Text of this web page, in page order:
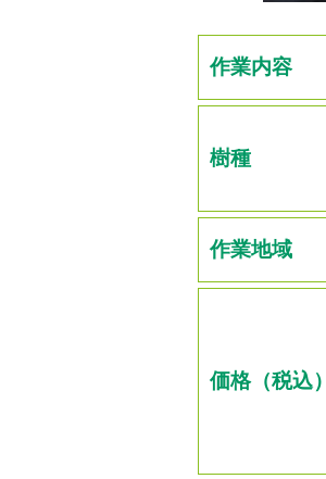
作業内容
樹種
作業地域
価格（税込）